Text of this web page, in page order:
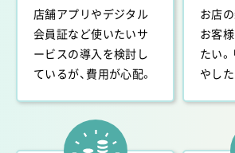
2026.01
アミューズメントカジノバーJACKPOT
がスタートしました。
2026.01
おりがみ薬局様のサービスがスタート
【デジタル会員証】みさと子育て応援フ
店舗アプリやデジタル
会員証など使いたいサ
ービスの導入を検討し
ているが、費用が心配。
お店
お客
たい
やした